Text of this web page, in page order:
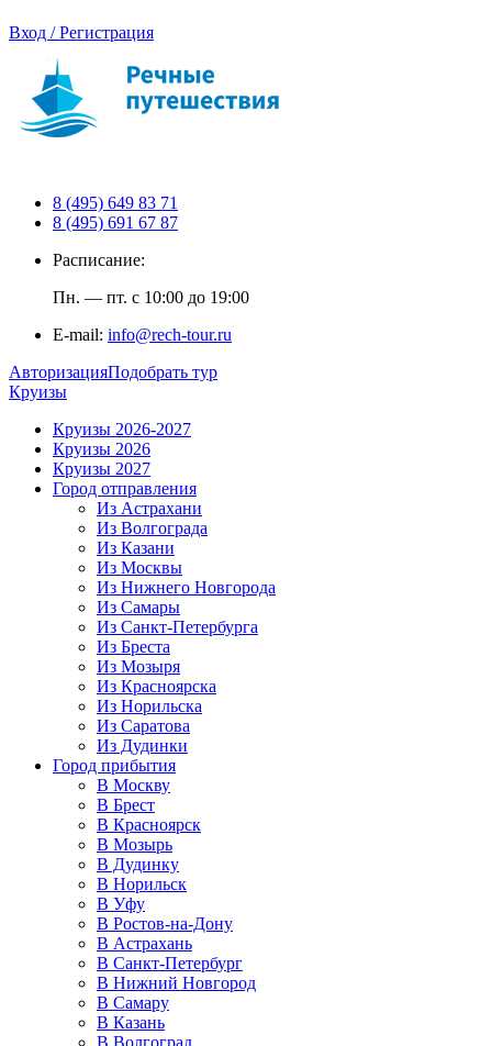
Вход / Регистрация
8 (495) 649 83 71
8 (495) 691 67 87
Расписание:
Пн. — пт. с 10:00 до 19:00
E-mail: info@rech-tour.ru
АвторизацияПодобрать тур
Круизы
Круизы 2026-2027
Круизы 2026
Круизы 2027
Город отправления
Из Астрахани
Из Волгограда
Из Казани
Из Москвы
Из Нижнего Новгорода
Из Самары
Из Санкт-Петербурга
Из Бреста
Из Мозыря
Из Красноярска
Из Норильска
Из Саратова
Из Дудинки
Город прибытия
В Москву
В Брест
В Красноярск
В Мозырь
В Дудинку
В Норильск
В Уфу
В Ростов-на-Дону
В Астрахань
В Санкт-Петербург
В Нижний Новгород
В Самару
В Казань
В Волгоград